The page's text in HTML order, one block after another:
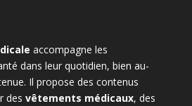
accompagne les
dans leur quotidien, bien au-
Il propose des contenus
des vêtements médicaux, des